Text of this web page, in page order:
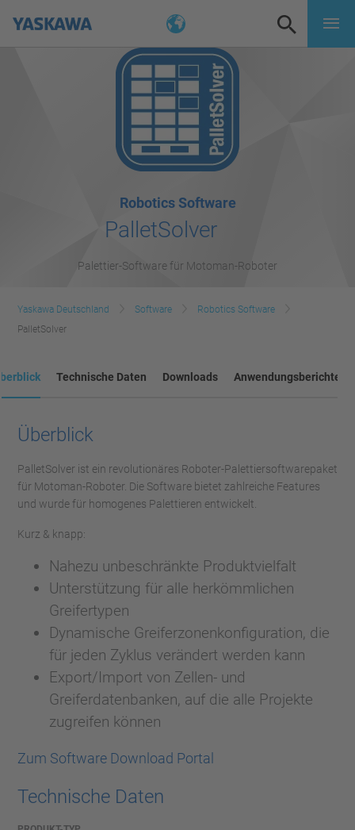
Robotics Software
PalletSolver
Palettier-Software für Motoman-Roboter
Yaskawa Deutschland Software
Robotics Software
PalletSolver
Technische Daten Downloads Anwendungsberichte
Überblick
PalletSolver ist ein revolutionäres Roboter-Palettiersoftwarepaket
für Motoman-Roboter. Die Software bietet zahlreiche Features
und wurde für homogenes Palettieren entwickelt.
Kurz & knapp:
Nahezu unbeschränkte Produktvielfalt
Unterstützung für alle herkömmlichen
Greifertypen
Dynamische Greiferzonenkonfiguration, die
für jeden Zyklus verändert werden kann
Export/Import von Zellen- und
Greiferdatenbanken, auf die alle Projekte
zugreifen können
Zum Software Download Portal
Technische Daten